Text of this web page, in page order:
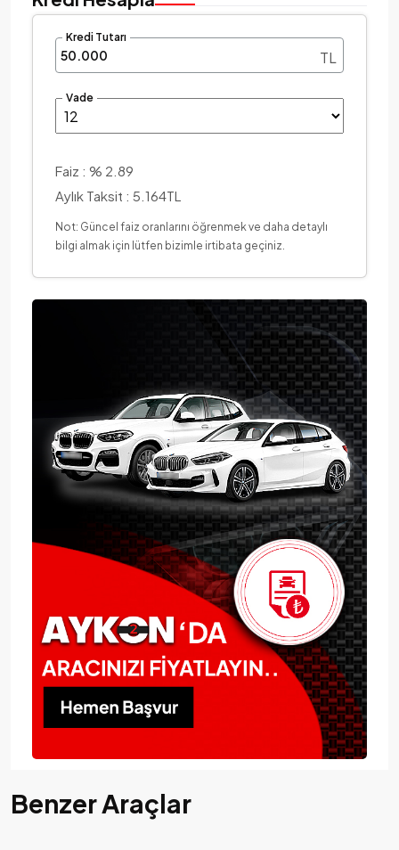
Kredi Tutarı
TL
Vade
Faiz : % 2.89
Aylık Taksit : 5.164TL
Not: Güncel faiz oranlarını öğrenmek ve daha detaylı
bilgi almak için lütfen bizimle irtibata geçiniz.
Benzer Araçlar